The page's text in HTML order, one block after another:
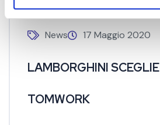
LAMBORGHINI SCEGLIE
TOMWORK
News 17 Maggio 2020